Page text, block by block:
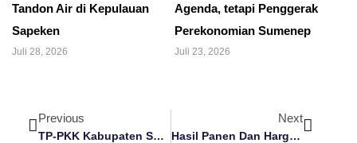
Tandon Air di Kepulauan
Sapeken
Juli 28, 2026
Agenda, tetapi Penggerak
Perekonomian Sumenep
Juli 23, 2026
Previous
TP-PKK Kabupaten Sumenep Gelar Sosialisasi Dan Edukasi Pencegahan Perkawinan Anak (CEPAK)
Next
Hasil Panen Dan Harga Tembakau Baik, Bupati Sumenep Tegaskan Tak Ada Lagi Permainan Harga Dan Pengambilan Sampel Tembakau Terlalu Banyak